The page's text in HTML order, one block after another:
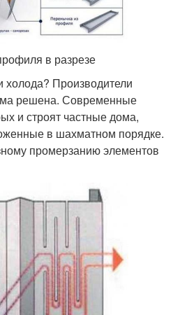
в разрезе
холода? Производители
решена. Современные
и строят частные дома,
в шахматном порядке.
промерзанию элементов